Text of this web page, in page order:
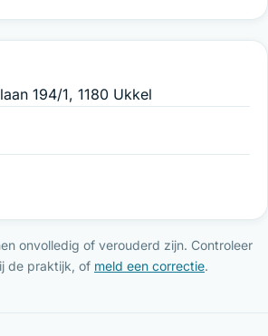
194/1, 1180 Ukkel
onvolledig of verouderd zijn. Controleer
de praktijk, of meld een correctie.